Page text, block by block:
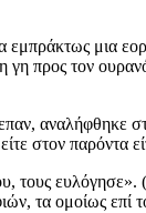
μια
γη προς τον
αναλήφθηκε
στον παρόντα
τους
τα ομοίως επί